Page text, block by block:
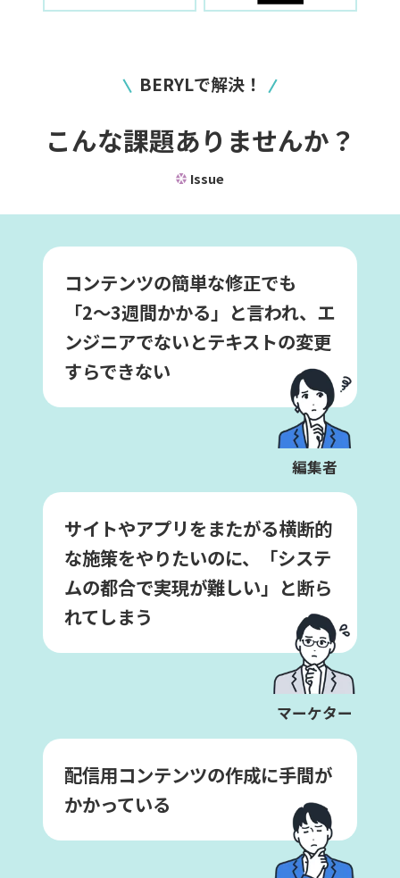
BERYLで解決！
こんな課題ありませんか？
Issue
コンテンツの簡単な修正でも
「2〜3週間かかる」と言われ、エ
ンジニアでないとテキストの変更
すらできない
編集者
サイトやアプリをまたがる横断的
な施策をやりたいのに、「システ
ムの都合で実現が難しい」と断ら
れてしまう
マーケター
配信用コンテンツの作成に手間が
かかっている